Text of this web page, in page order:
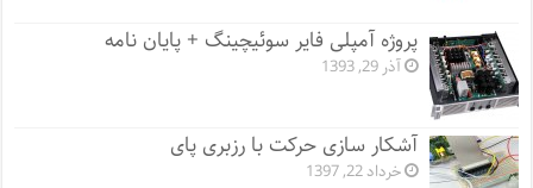
پروژه آمپلی فایر سوئیچینگ + پایان نامه
آذر 29, 1393
آشکار سازی حرکت با رزبری پای
خرداد 22, 1397